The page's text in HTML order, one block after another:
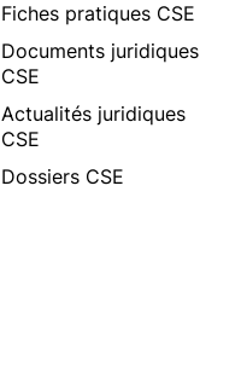
Fiches pratiques CSE
Documents juridiques
CSE
Actualités juridiques
CSE
Dossiers CSE